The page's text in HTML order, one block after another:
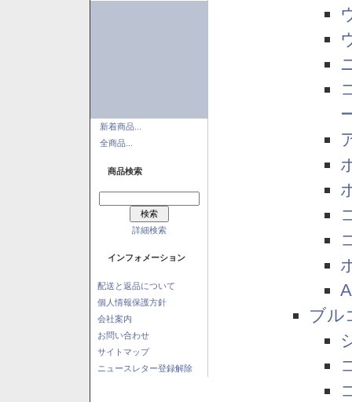
新着商品...
全商品...
商品検索
詳細検索
インフォメーション
配送と返品について
個人情報保護方針
会社案内
お問い合わせ
サイトマップ
ニュースレター登録解除
ブル